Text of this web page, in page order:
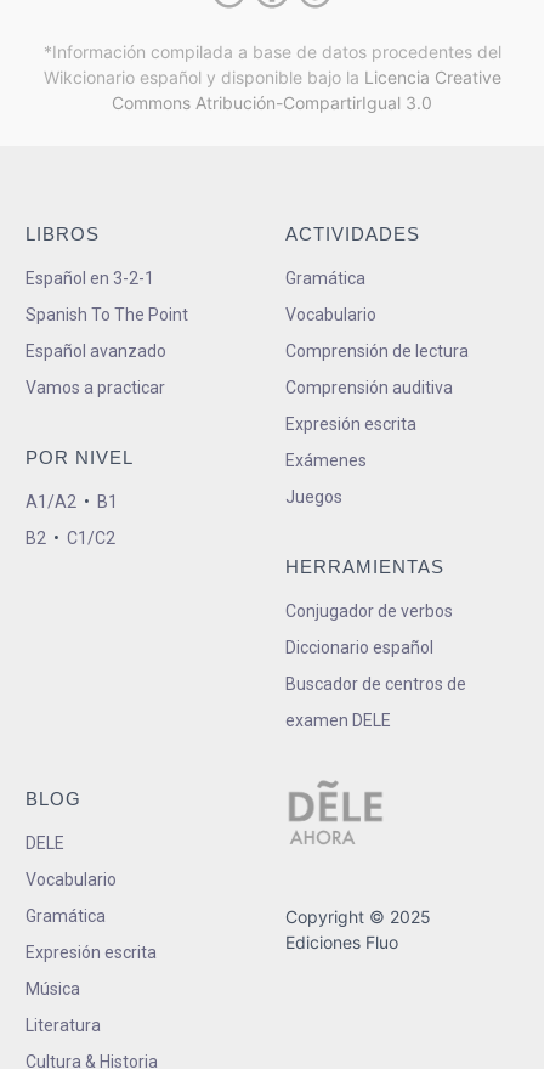
*Información compilada a base de datos procedentes del
Wikcionario español y disponible bajo la Licencia Creative
Commons Atribución-CompartirIgual 3.0
LIBROS
Español en 3-2-1
Spanish To The Point
Español avanzado
Vamos a practicar
POR NIVEL
A1/A2 • B1
B2 • C1/C2
ACTIVIDADES
Gramática
Vocabulario
Comprensión de lectura
Comprensión auditiva
Expresión escrita
Exámenes
Juegos
HERRAMIENTAS
Conjugador de verbos
Diccionario español
Buscador de centros de
examen DELE
BLOG
DELE
Vocabulario
Gramática
Expresión escrita
Música
Literatura
Cultura & Historia
Copyright © 2025
Ediciones Fluo